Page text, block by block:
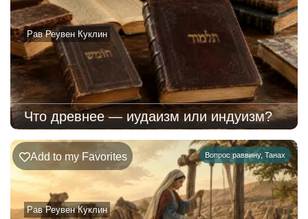
Рав Реувен Куклин
Что древнее — иудаизм или индуизм?
Вопрос раввину, Танах
Рав Реувен Куклин
Add to my Favorites